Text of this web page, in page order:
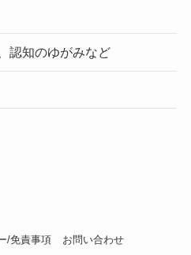
認知のゆがみなど
/免責事項 お問い合わせ